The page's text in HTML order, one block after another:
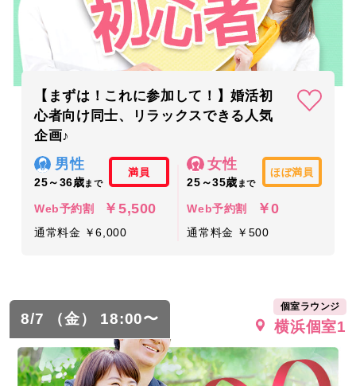
【まずは！これに参加して！】婚活初
心者向け同士、リラックスできる人気
企画♪
男性
25～36歳まで
満員
Web予約割 ￥5,500
通常料金 ￥6,000
女性
25～35歳 まで
ほぼ満員
Web予約割 ￥0
通常料金 ￥500
8/7 （金） 18:00〜
個室ラウンジ
横浜個室1